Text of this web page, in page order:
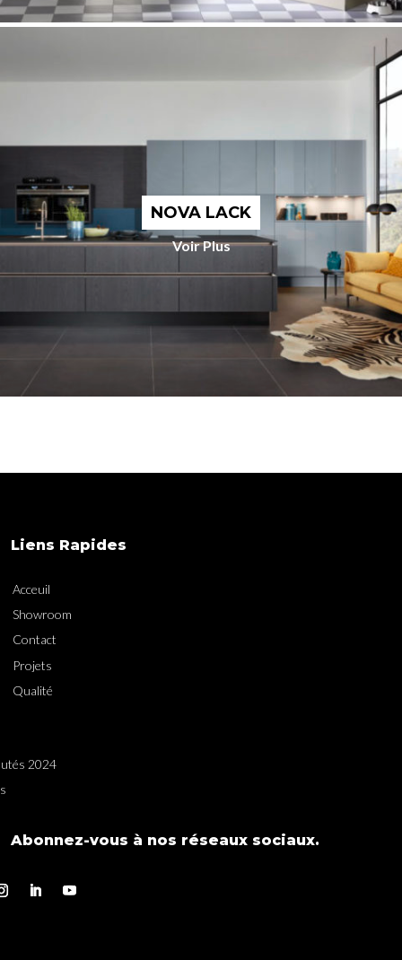
NOVA LACK
Voir Plus
Liens Rapides
Acceuil
Showroom
Contact
Projets
Qualité
2024
Abonnez-vous à nos réseaux sociaux.